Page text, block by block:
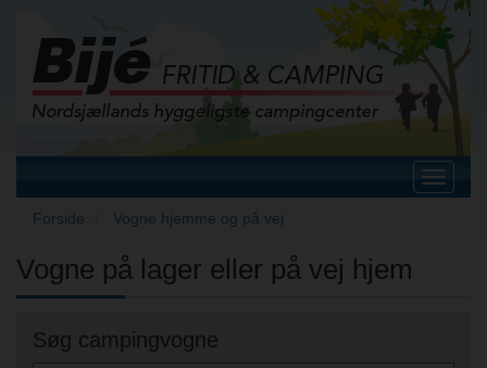
Toggle
Forside
Vogne hjemme og på vej
Vogne på lager eller på vej hjem
Søg campingvogne